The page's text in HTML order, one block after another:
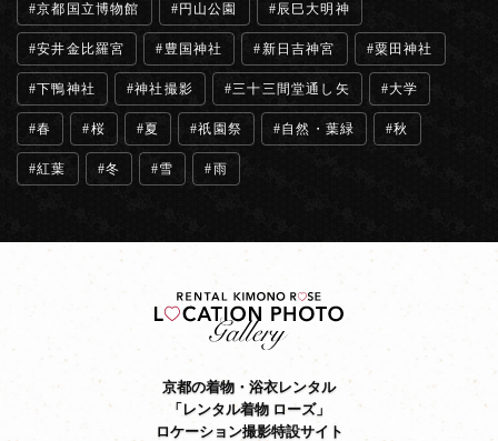
京都国立博物館 円山公園 辰巳大明神
安井金比羅宮 豊国神社 新日吉神宮 粟田神社
下鴨神社 神社撮影 三十三間堂通し矢 大学
春 桜 夏 祇園祭 自然・葉緑 秋
紅葉 冬 雪 雨
京都の着物・浴衣レンタル
「レンタル着物 ローズ」
ロケーション撮影特設サイト